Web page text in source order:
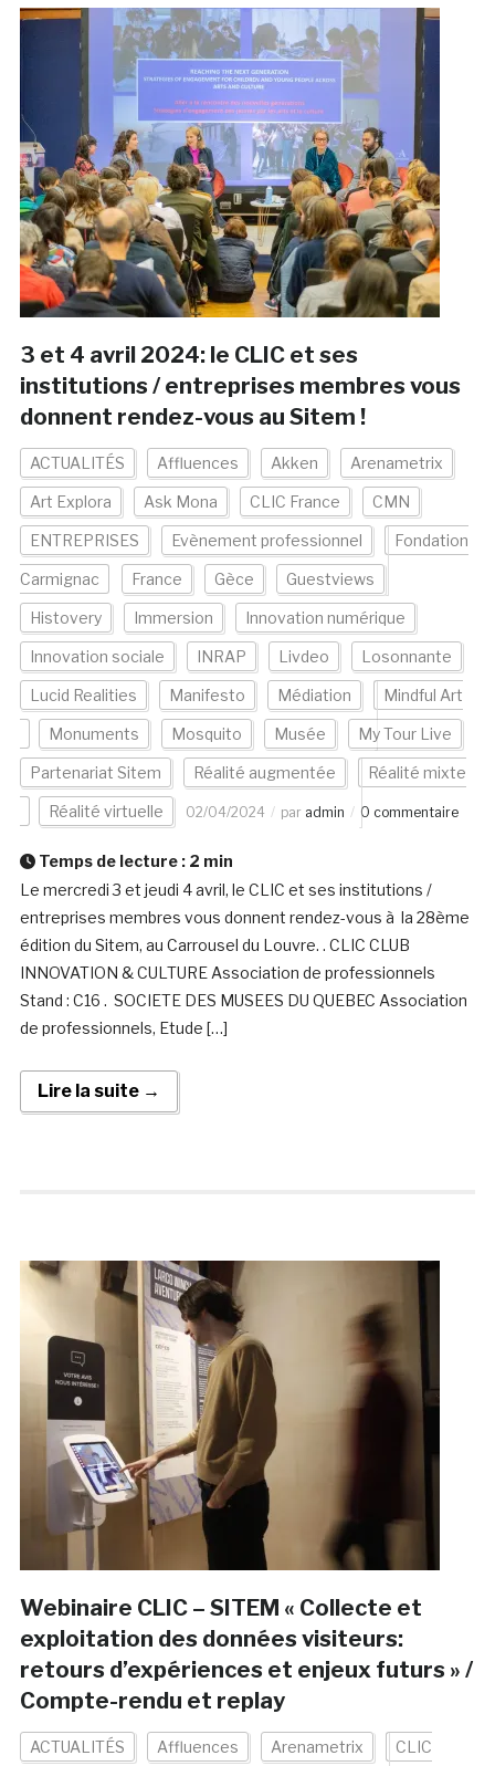
3 et 4 avril 2024: le CLIC et ses
institutions / entreprises membres vous
donnent rendez-vous au Sitem !
ACTUALITÉS Affluences Akken Arenametrix
Art Explora Ask Mona CLIC France CMN
ENTREPRISES Evènement professionnel Fondation
Carmignac France Gèce Guestviews
Histovery Immersion Innovation numérique
Innovation sociale INRAP Livdeo Losonnante
Lucid Realities Manifesto Médiation Mindful Art
Monuments Mosquito Musée My Tour Live
Partenariat Sitem Réalité augmentée Réalité mixte
Réalité virtuelle 02/04/2024 par admin 0 commentaire
Temps de lecture : 2 min
Le mercredi 3 et jeudi 4 avril, le CLIC et ses institutions /
entreprises membres vous donnent rendez-vous à la 28ème
édition du Sitem, au Carrousel du Louvre. . CLIC CLUB
INNOVATION & CULTURE Association de professionnels
Stand : C16 . SOCIETE DES MUSEES DU QUEBEC Association
de professionnels, Etude […]
Lire la suite →
Webinaire CLIC – SITEM « Collecte et
exploitation des données visiteurs:
retours d’expériences et enjeux futurs » /
Compte-rendu et replay
ACTUALITÉS Affluences Arenametrix CLIC